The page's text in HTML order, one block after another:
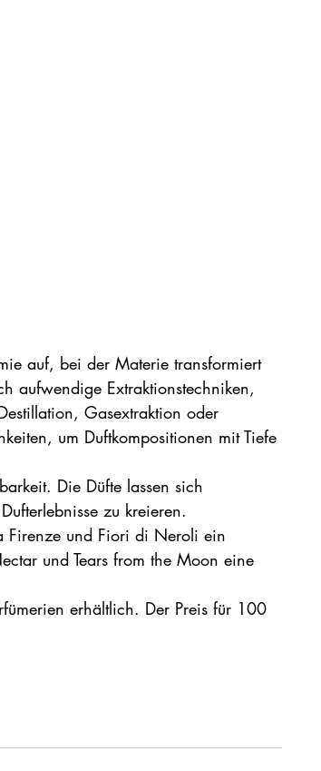
auf, bei der Materie transformiert
aufwendige Extraktionstechniken,
Gasextraktion oder
um Duftkompositionen mit Tiefe
Die Düfte lassen sich
zu kreieren.
Firenze und Fiori di Neroli ein
und Tears from the Moon eine
erhältlich. Der Preis für 100